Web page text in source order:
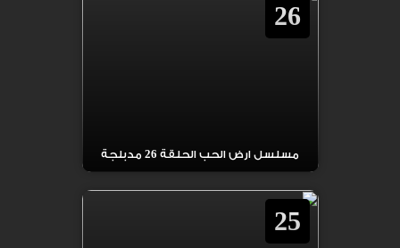
26
مسلسل ارض الحب الحلقة 26 مدبلجة
25